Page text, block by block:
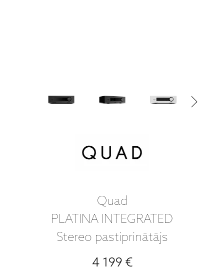
Quad
PLATINA INTEGRATED
Stereo pastiprinātājs
4 199 €